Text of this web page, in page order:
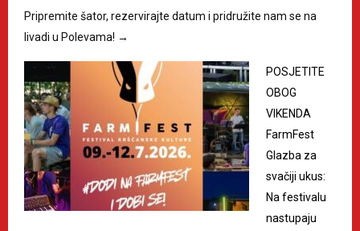
Pripremite šator, rezervirajte datum i pridružite nam se na
livadi u Polevama! →
POSJETITE
OBOG
VIKENDA
FarmFest
Glazba za
svačiji ukus:
Na festivalu
nastupaju